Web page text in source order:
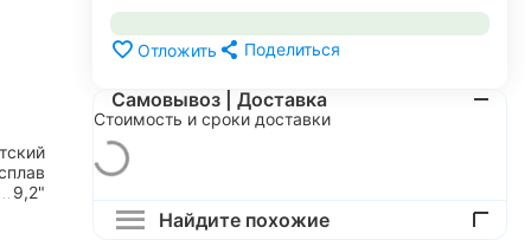
9,2"
Отложить Поделиться
Самовывоз | Доставка
Стоимость и сроки доставки
Найдите похожие